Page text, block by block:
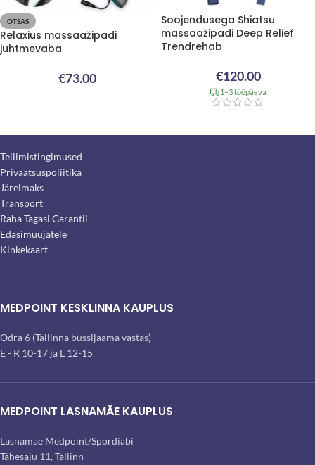
OTSAS
Relaxius massaažipadi
juhtmevaba
€73.00
Soojendusega Shiatsu
massaažipadi Deep Relief
Trendrehab
€120.00
1–3 tööpäeva
Tellimistingimused
Privaatsuspoliitika
Järelmaks
Transport
Raha Tagasi Garantii
Edasimüüjatele
Kinkekaart
MEDPOINT KESKLINNA KAUPLUS
Odra 6 (Tallinna bussijaama vastas)
E - R 10-17 ja L 12-15
MEDPOINT LASNAMÄE KAUPLUS
Lasnamäe Medpoint/Spordiabi
Tähesaju 11, Tallinn